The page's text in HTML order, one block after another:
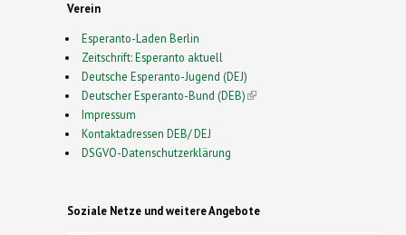
Verein
Esperanto-Laden Berlin
Zeitschrift: Esperanto aktuell
Deutsche Esperanto-Jugend (DEJ)
Deutscher Esperanto-Bund (DEB)(link is external)
Impressum
Kontaktadressen DEB/ DEJ
DSGVO-Datenschutzerklärung
Soziale Netze und weitere Angebote